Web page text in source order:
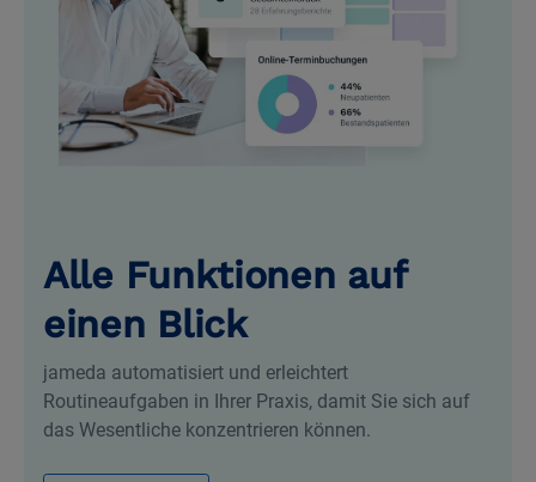
Alle Funktionen auf
einen Blick
jameda automatisiert und erleichtert
Routineaufgaben in Ihrer Praxis, damit Sie sich auf
das Wesentliche konzentrieren können.